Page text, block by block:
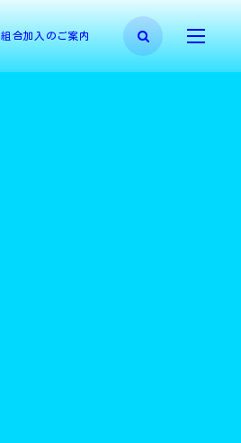
組合加入のご案内